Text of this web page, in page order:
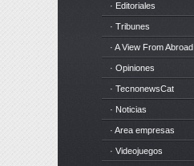
· Editoriales
· Tribunes
· A View From Abroad
· Opiniones
· TecnonewsCat
· Noticias
· Area empresas
· Videojuegos